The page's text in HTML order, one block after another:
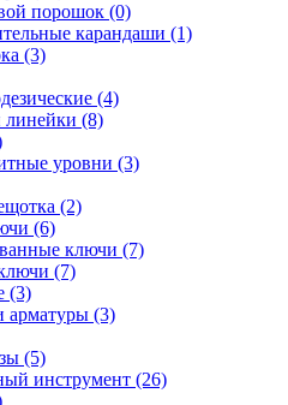
порошок (0)
карандаши (1)
(3)
(4)
(8)
уровни (3)
(2)
(6)
ключи (7)
(7)
(3)
арматуры (3)
(5)
инструмент (26)